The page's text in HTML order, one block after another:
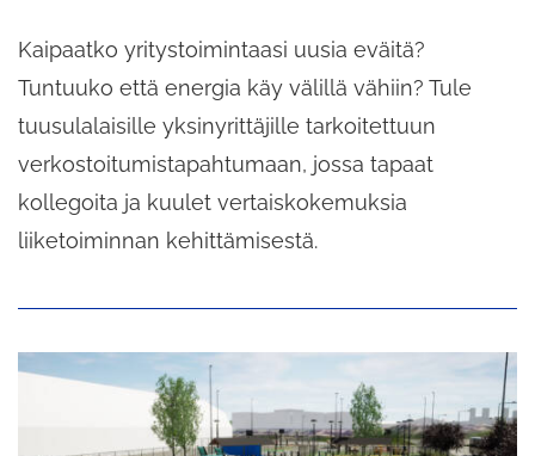
Kaipaatko yritystoimintaasi uusia eväitä?
Tuntuuko että energia käy välillä vähiin? Tule
tuusulalaisille yksinyrittäjille tarkoitettuun
verkostoitumistapahtumaan, jossa tapaat
kollegoita ja kuulet vertaiskokemuksia
liiketoiminnan kehittämisestä.